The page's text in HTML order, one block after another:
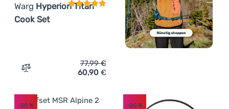
Warg Hyperion Titan
Cook Set
Zum Vergleich 'Geschirrset Warg Hyperion Titan Cook
77,99€
60,90 €
-20 % -20%